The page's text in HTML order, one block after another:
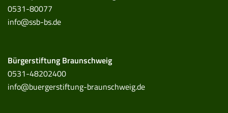
0531-80077
info@ssb-bs.de
Bürgerstiftung Braunschweig
0531-48202400
info@buergerstiftung-braunschweig.de